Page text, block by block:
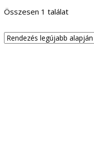
Összesen 1 találat